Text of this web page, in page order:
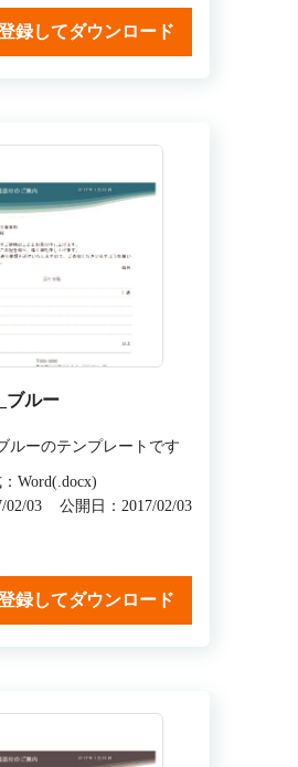
録してダウンロード
ブルー
ルーのテンプレートです
Word(.docx)
02/03
公開日：2017/02/03
録してダウンロード